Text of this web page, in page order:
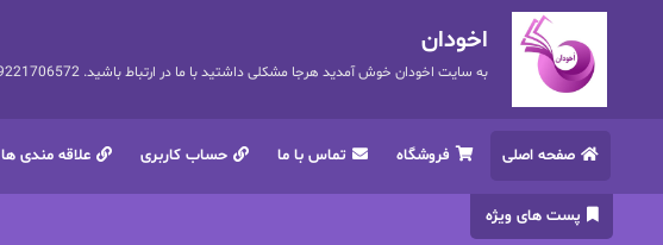
اخودان
به سایت اخودان خوش آمدید هرجا مشکلی داشتید با ما در ارتباط باشید. 09221706572
صفحه اصلی فروشگاه تماس با ما حساب کاربری علاقه مندی ها
پست های ویژه